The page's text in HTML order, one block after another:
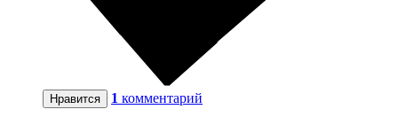
Нравится 1 комментарий